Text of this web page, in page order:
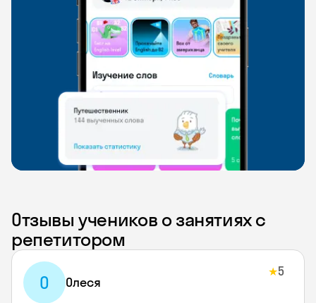
Отзывы учеников о занятиях с
репетитором
О Олеся
★5